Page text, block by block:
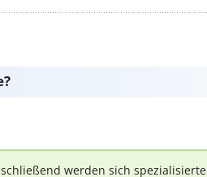
werden sich spezialisierte